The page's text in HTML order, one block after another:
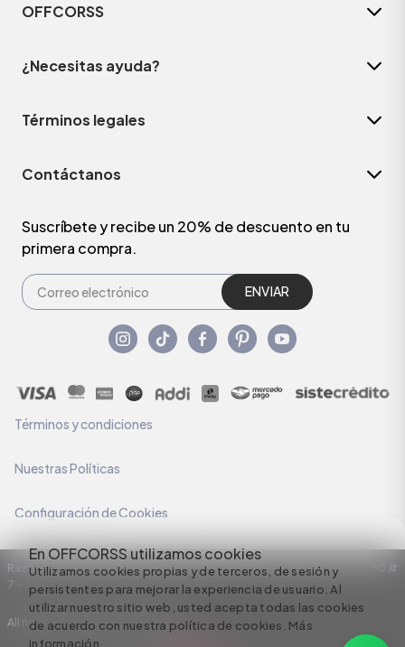
En OFFCORSS utilizamos cookies
Utilizamos cookies propias y de terceros, de sesión y
persistentes para mejorar la experiencia de usuario. Al
utilizar nuestro sitio web, usted acepta todas las cookies
de acuerdo con nuestra política de cookies. Más
información
OFFCORSS
¿Necesitas ayuda?
Términos legales
Contáctanos
Suscríbete y recibe un 20% de descuento en tu
primera compra.
ENVIAR
Términos y condiciones
Nuestras Políticas
Configuración de Cookies
Razón Social: C.I HERMECO S.A. NIT: 890924167-6 Dirección: Carrera 50 #
7 – 35
All rights reserved empowered by